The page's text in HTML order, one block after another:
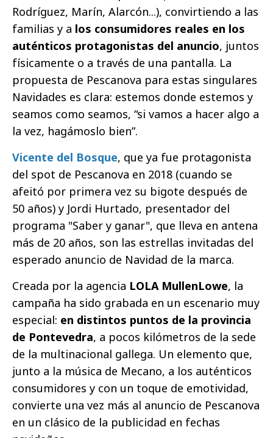
Rodríguez, Marín, Alarcón...), ​convirtiendo a las
familias y a los consumidores reales en los
auténticos protagonistas del anuncio​, juntos
físicamente o a través de una pantalla. La
propuesta de Pescanova para estas singulares
Navidades es clara: ​estemos donde estemos y
seamos como seamos, “si vamos a hacer algo a
la vez, hagámoslo bien”.
Vicente del Bosque, ​que ya fue protagonista
del ​spot de Pescanova en 2018 (cuando se
afeitó por primera vez su bigote después de
50 años) y ​Jordi Hurtado​, presentador del
programa ​"Saber y ganar​", que lleva en antena
más de 20 años, son las estrellas invitadas del
esperado anuncio de Navidad de la marca.
Creada por la agencia LOLA MullenLowe, la
campaña ha sido grabada en un escenario muy
especial: en distintos puntos de la provincia
de Pontevedra, a pocos kilómetros de la sede
de la multinacional gallega. Un elemento que,
junto a la música de Mecano, a los auténticos
consumidores y con un toque de emotividad,
convierte una vez más al anuncio de Pescanova
en un clásico de la publicidad en fechas